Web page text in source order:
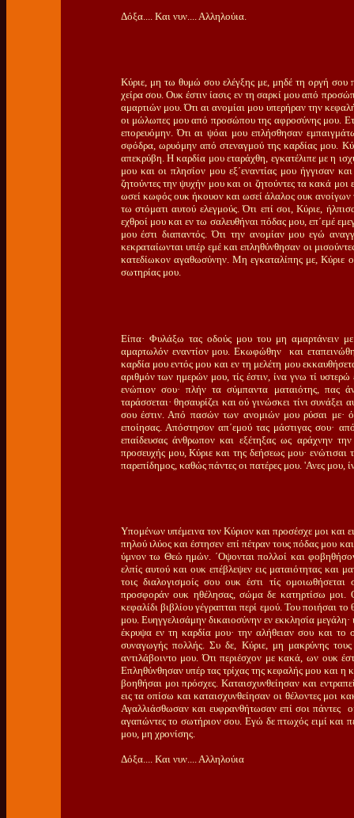
Δόξα.... Και νυν.... Αλληλούια.
Κύριε, μη τω θυμώ σου ελέγξης με, μηδέ τη οργή σου
χείρα σου. Ουκ έστιν ίασις εν τη σαρκί μου από
αμαρτιών μου. Ότι αι ανομίαι μου υπερήραν την
οι μώλωπες μου από προσώπου της αφροσύνης μου.
επορευόμην. Ότι αι ψόαι μου επλήσθησαν
σφόδρα, ωρυόμην από στεναγμού της καρδίας μου.
απεκρύβη. Η καρδία μου εταράχθη, εγκατέλιπε με η
μου και οι πλησίον μου εξ΄εναντίας μου ήγγισαν
ζητούντες την ψυχήν μου και οι ζητούντες τα κακά
ωσεί κωφός ουκ ήκουον και ωσεί άλαλος ουκ
τω στόματι αυτού ελεγμούς. Ότι επί σοι, Κύριε,
εχθροί μου και εν τω σαλευθήναι πόδας μου, επ΄εμέ
μου έστι διαπαντός. Ότι την ανομίαν μου εγώ
κεκραταίωνται υπέρ εμέ και επληθύνθησαν οι
κατεδίωκον αγαθωσύνην. Μη εγκαταλίπης με, Κύριε
σωτηρίας μου.
Είπα· Φυλάξω τας οδούς μου του μη αμαρτάνειν
αμαρτωλόν εναντίον μου. Εκωφώθην και
καρδία μου εντός μου και εν τη μελέτη μου
αριθμόν των ημερών μου, τίς έστιν, ίνα γνω τί
ενώπιον σου· πλήν τα σύμπαντα ματαιότης, πας
ταράσσεται· θησαυρίζει και ού γινώσκει τίνι
σου έστιν. Από πασών των ανομιών μου ρύσαι με·
εποίησας. Απόστησον απ΄εμού τας μάστιγας σου·
επαίδευσας άνθρωπον και εξέτηξας ως αράχνην
προσευχής μου, Κύριε και της δεήσεως μου·
παρεπίδημος, καθώς πάντες οι πατέρες μου. 'Ανες
Υπομένων υπέμεινα τον Κύριον και προσέσχε μοι και
πηλού ιλύος και έστησεν επί πέτραν τους πόδας μου
ύμνον τω Θεώ ημών. ΄Οψονται πολλοί και
ελπίς αυτού και ουκ επέβλεψεν εις ματαιότητας
τοις διαλογισμοίς σου ουκ έστι τίς
προσφοράν ουκ ηθέλησας, σώμα δε κατηρτίσω μοι.
κεφαλίδι βιβλίου γέγραπται περί εμού. Του ποιήσαι
μου. Ευηγγελισάμην δικαιοσύνην εν εκκλησία
έκρυψα εν τη καρδία μου· την αλήθειαν σου και
συναγωγής πολλής. Συ δε, Κύριε, μη μακρύνης
αντιλάβοιντο μου. Ότι περιέσχον με κακά, ων ουκ
Επληθύνθησαν υπέρ τας τρίχας της κεφαλής μου και η
βοηθήσαι μοι πρόσχες. Καταισχυνθείησαν και
εις τα οπίσω και καταισχυνθείησαν οι θέλοντες μοι
Αγαλλιάσθωσαν και ευφρανθήτωσαν επί σοι πάντες
αγαπώντες το σωτήριον σου. Εγώ δε πτωχός ειμί και
μου, μη χρονίσης.
Δόξα.... Και νυν.... Αλληλούια